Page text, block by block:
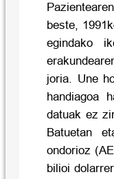
beste,
egindako
joria. Une
handiagoa
datuak ez
Batuetan
ondorioz
bilioi